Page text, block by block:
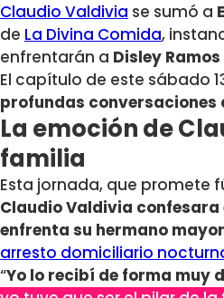
Claudio Valdivia se sumó a
de La Divina Comida,
enfrentarán a Disley
El capítulo de este sábado
profundas conversaciones
La emoción de
familia
Esta jornada, que promete
Claudio Valdivia
enfrenta su hermano
arresto domiciliario
“Yo lo recibí de forma muy